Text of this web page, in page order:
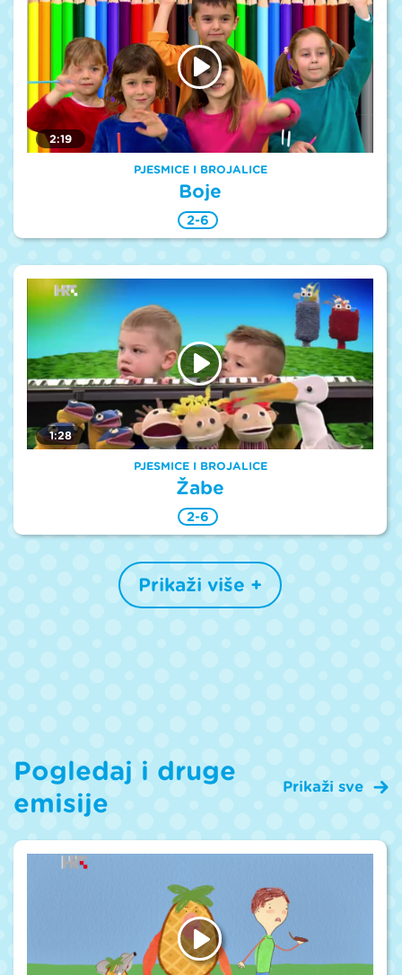
2:19
PJESMICE I BROJALICE
Boje
2-6
1:28
PJESMICE I BROJALICE
Žabe
2-6
Prikaži više +
Pogledaj i druge
emisije
Prikaži sve